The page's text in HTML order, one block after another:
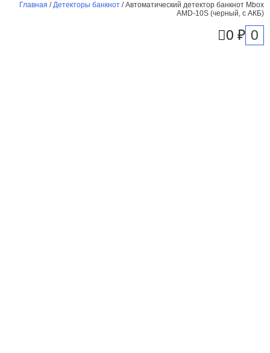
Главная /Детекторы банкнот / Автоматический детектор банкнот Mbox
AMD-10S (черный, с АКБ)
0 ₽ 0